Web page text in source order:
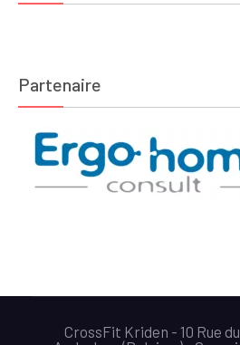
Partenaire
CrossFit Kriden - 10 Rue